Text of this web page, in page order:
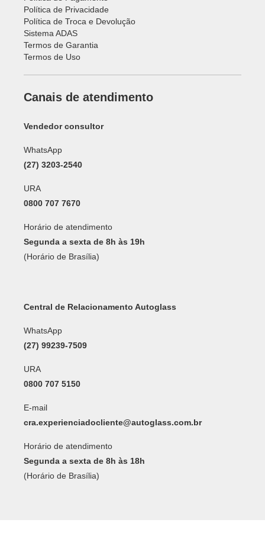
Política de Privacidade
Política de Troca e Devolução
Sistema ADAS
Termos de Garantia
Termos de Uso
Canais de atendimento
Vendedor consultor
WhatsApp
(27) 3203-2540
URA
0800 707 7670
Horário de atendimento
Segunda a sexta de 8h às 19h
(Horário de Brasília)
Central de Relacionamento Autoglass
WhatsApp
(27) 99239-7509
URA
0800 707 5150
E-mail
cra.experienciadocliente@autoglass.com.br
Horário de atendimento
Segunda a sexta de 8h às 18h
(Horário de Brasília)